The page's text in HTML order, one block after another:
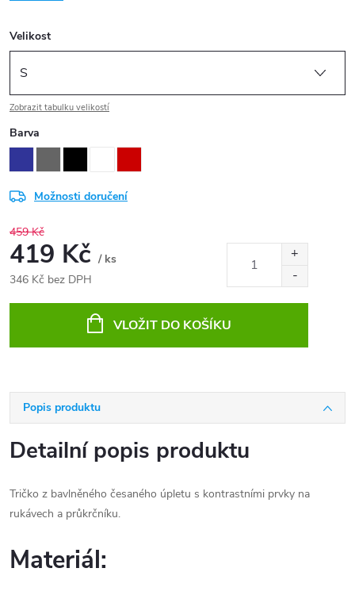
Velikost
Zobrazit tabulku velikostí
Barva
Možnosti doručení
459 Kč
419 Kč / ks
346 Kč bez DPH
VLOŽIT DO KOŠÍKU
Popis produktu
Detailní popis produktu
Tričko z bavlněného česaného úpletu s kontrastními prvky na
rukávech a průkrčníku.
Materiál: